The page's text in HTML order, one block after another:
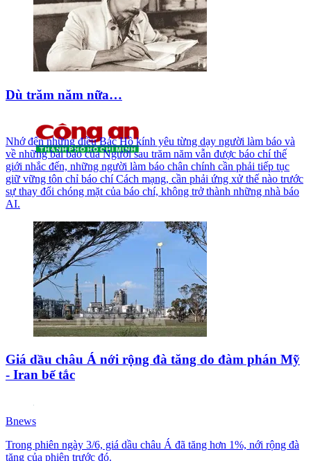
Dù trăm năm nữa…
Nhớ đến những điều Bác Hồ kính yêu từng dạy người làm báo và
về những bài báo của Người sau trăm năm vẫn được báo chí thế
giới nhắc đến, những người làm báo chân chính cần phải tiếp tục
giữ vững tôn chỉ báo chí Cách mạng, cần phải ứng xử thế nào trước
sự thay đổi chóng mặt của báo chí, không trở thành những nhà báo
AI.
Giá dầu châu Á nới rộng đà tăng do đàm phán Mỹ
- Iran bế tắc
Bnews
Trong phiên ngày 3/6, giá dầu châu Á đã tăng hơn 1%, nới rộng đà
tăng của phiên trước đó.